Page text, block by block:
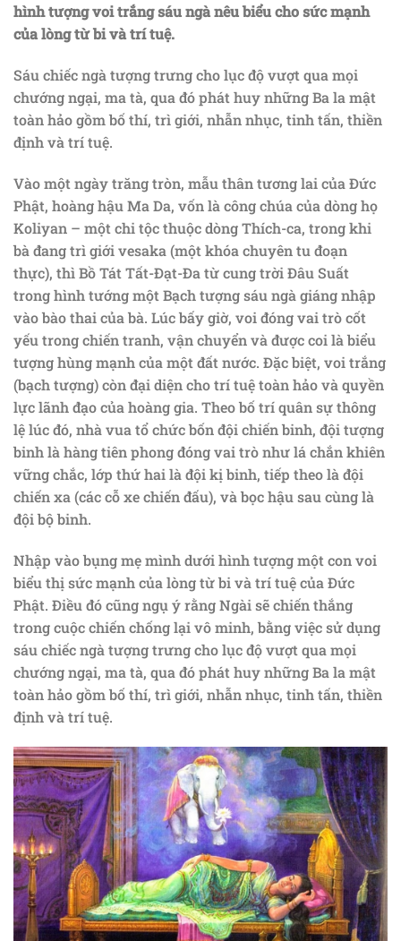
hình tượng voi trắng sáu ngà nêu biểu cho sức mạnh
của lòng từ bi và trí tuệ.
Sáu chiếc ngà tượng trưng cho lục độ vượt qua mọi
chướng ngại, ma tà, qua đó phát huy những Ba la mật
toàn hảo gồm bố thí, trì giới, nhẫn nhục, tinh tấn, thiền
định và trí tuệ.
Vào một ngày trăng tròn, mẫu thân tương lai của Đức
Phật, hoàng hậu Ma Da, vốn là công chúa của dòng họ
Koliyan – một chi tộc thuộc dòng Thích-ca, trong khi
bà đang trì giới vesaka (một khóa chuyên tu đoạn
thực), thì Bồ Tát Tất-Đạt-Đa từ cung trời Đâu Suất
trong hình tướng một Bạch tượng sáu ngà giáng nhập
vào bào thai của bà. Lúc bấy giờ, voi đóng vai trò cốt
yếu trong chiến tranh, vận chuyển và được coi là biểu
tượng hùng mạnh của một đất nước. Đặc biệt, voi trắng
(bạch tượng) còn đại diện cho trí tuệ toàn hảo và quyền
lực lãnh đạo của hoàng gia. Theo bố trí quân sự thông
lệ lúc đó, nhà vua tổ chức bốn đội chiến binh, đội tượng
binh là hàng tiên phong đóng vai trò như lá chắn khiên
vững chắc, lớp thứ hai là đội kị binh, tiếp theo là đội
chiến xa (các cỗ xe chiến đấu), và bọc hậu sau cùng là
đội bộ binh.
Nhập vào bụng mẹ mình dưới hình tượng một con voi
biểu thị sức mạnh của lòng từ bi và trí tuệ của Đức
Phật. Điều đó cũng ngụ ý rằng Ngài sẽ chiến thắng
trong cuộc chiến chống lại vô minh, bằng việc sử dụng
sáu chiếc ngà tượng trưng cho lục độ vượt qua mọi
chướng ngại, ma tà, qua đó phát huy những Ba la mật
toàn hảo gồm bố thí, trì giới, nhẫn nhục, tinh tấn, thiền
định và trí tuệ.